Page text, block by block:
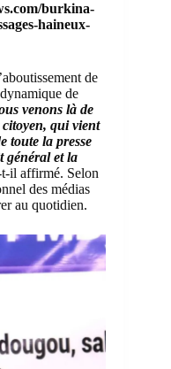
burkina-
haineux-
de
de
venons là de
qui vient
toute la presse
général et la
t-il affirmé. Selon
des médias
au quotidien.